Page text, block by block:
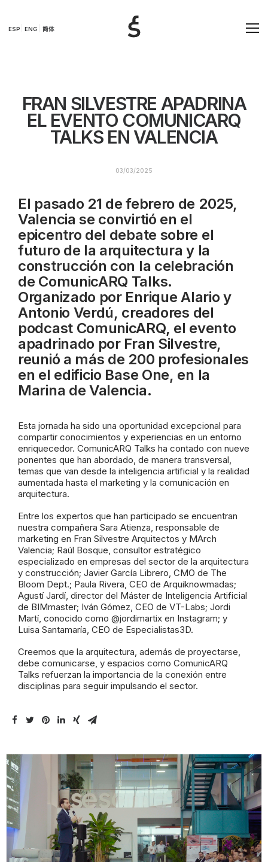
ESP ENG 简体
FRAN SILVESTRE APADRINA
EL EVENTO COMUNICARQ
TALKS EN VALENCIA
03/03/2025
El pasado 21 de febrero de 2025,
Valencia se convirtió en el
epicentro del debate sobre el
futuro de la arquitectura y la
construcción con la celebración
de ComunicARQ Talks.
Organizado por Enrique Alario y
Antonio Verdú, creadores del
podcast ComunicARQ, el evento
apadrinado por Fran Silvestre,
reunió a más de 200 profesionales
en el edificio Base One, en la
Marina de Valencia.
Esta jornada ha sido una oportunidad excepcional para
compartir conocimientos y experiencias en un entorno
enriquecedor. ComunicARQ Talks ha contado con nueve
ponentes que han abordado, de manera transversal,
temas que van desde la inteligencia artificial y la realidad
aumentada hasta el marketing y la comunicación en
arquitectura.
Entre los expertos que han participado se encuentran
nuestra compañera Sara Atienza, responsable de
marketing en Fran Silvestre Arquitectos y MArch
Valencia; Raúl Bosque, consultor estratégico
especializado en empresas del sector de la arquitectura
y construcción; Javier García Librero, CMO de The
Bloom Dept.; Paula Rivera, CEO de Arquiknowmadas;
Agustí Jardí, director del Máster de Inteligencia Artificial
de BIMmaster; Iván Gómez, CEO de VT-Labs; Jordi
Martí, conocido como @jordimartix en Instagram; y
Luisa Santamaría, CEO de Especialistas3D.
Creemos que la arquitectura, además de proyectarse,
debe comunicarse, y espacios como ComunicARQ
Talks refuerzan la importancia de la conexión entre
disciplinas para seguir impulsando el sector.